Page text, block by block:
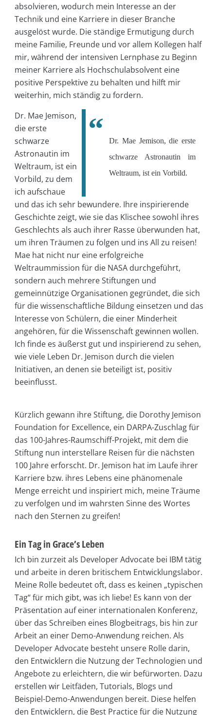
absolvieren, wodurch mein Interesse an der
Technik und eine Karriere in dieser Branche
ausgelöst wurde. Die ständige Ermutigung durch
meine Familie, Freunde und vor allem Kollegen half
mir, während der intensiven Lernphase zu Beginn
meiner Karriere als Hochschulabsolvent eine
positive Perspektive zu behalten und hilft mir
weiterhin, mich ständig zu fordern.
Dr. Mae Jemison, die erste
schwarze Astronautin im
Weltraum, ist ein Vorbild.
Dr. Mae Jemison,
die erste
schwarze
Astronautin im
Weltraum, ist ein
Vorbild, zu dem
ich aufschaue
und das ich sehr bewundere. Ihre inspirierende
Geschichte zeigt, wie sie das Klischee sowohl ihres
Geschlechts als auch ihrer Rasse überwunden hat,
um ihren Träumen zu folgen und ins All zu reisen!
Mae hat nicht nur eine erfolgreiche
Weltraummission für die NASA durchgeführt,
sondern auch mehrere Stiftungen und
gemeinnützige Organisationen gegründet, die sich
für die wissenschaftliche Bildung einsetzen und das
Interesse von Schülern, die einer Minderheit
angehören, für die Wissenschaft gewinnen wollen.
Ich finde es äußerst gut und inspirierend zu sehen,
wie viele Leben Dr. Jemison durch die vielen
Initiativen, an denen sie beteiligt ist, positiv
beeinflusst.
Kürzlich gewann ihre Stiftung, die Dorothy Jemison
Foundation for Excellence, ein DARPA-Zuschlag für
das 100-Jahres-Raumschiff-Projekt, mit dem die
Stiftung nun interstellare Reisen für die nächsten
100 Jahre erforscht. Dr. Jemison hat im Laufe ihrer
Karriere bzw. ihres Lebens eine phänomenale
Menge erreicht und inspiriert mich, meine Träume
zu verfolgen und im wahrsten Sinne des Wortes
nach den Sternen zu greifen!
Ein Tag in Grace’s Leben
Ich bin zurzeit als Developer Advocate bei IBM tätig
und arbeite in deren britischem Entwicklungslabor.
Meine Rolle bedeutet oft, dass es keinen „typischen
Tag“ für mich gibt, was ich liebe! Es kann von der
Präsentation auf einer internationalen Konferenz,
über das Schreiben eines Blogbeitrags, bis hin zur
Arbeit an einer Demo-Anwendung reichen. Als
Developer Advocate besteht unsere Rolle darin,
den Entwicklern die Nutzung der Technologien und
Angebote zu erleichtern, die wir befürworten. Dazu
erstellen wir Leitfäden, Tutorials, Blogs und
Beispiel-Demo-Anwendungen bereit. Diese helfen
den Entwicklern, die Best Practice für die Nutzung